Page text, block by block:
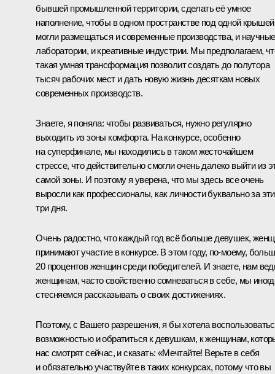
бывшей промышленной территории, сделать её умное
наполнение, чтобы в одном пространстве под одной крышей
могли размещаться и современные производства, и научные
лаборатории, и креативные индустрии. Мы предполагаем,
такая умная трансформация позволит создать до полутора
тысяч рабочих мест и дать новую жизнь десяткам новых
современных производств.
Знаете, я поняла: чтобы развиваться, нужно регулярно
выходить из зоны комфорта. На конкурсе, особенно
на суперфинале, мы находились в таком жесточайшем
стрессе, что действительно смогли очень далеко выйти из
самой зоны. И поэтому я уверена, что мы здесь все очень
выросли как профессионалы, как личности буквально за эти
три дня.
Очень радостно, что каждый год всё больше девушек,
принимают участие в конкурсе. В этом году, по‑моему,
20 процентов женщин среди победителей. И знаете, нам
женщинам, часто свойственно сомневаться в себе, мы
стесняемся рассказывать о своих достижениях.
Поэтому, с Вашего разрешения, я бы хотела
возможностью и обратиться к девушкам, к женщинам,
нас смотрят сейчас, и сказать: «Мечтайте! Верьте в себя
и обязательно участвуйте в таких конкурсах, потому что вы